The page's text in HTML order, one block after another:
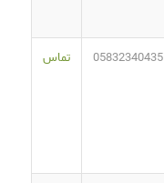
05832340435 تماس